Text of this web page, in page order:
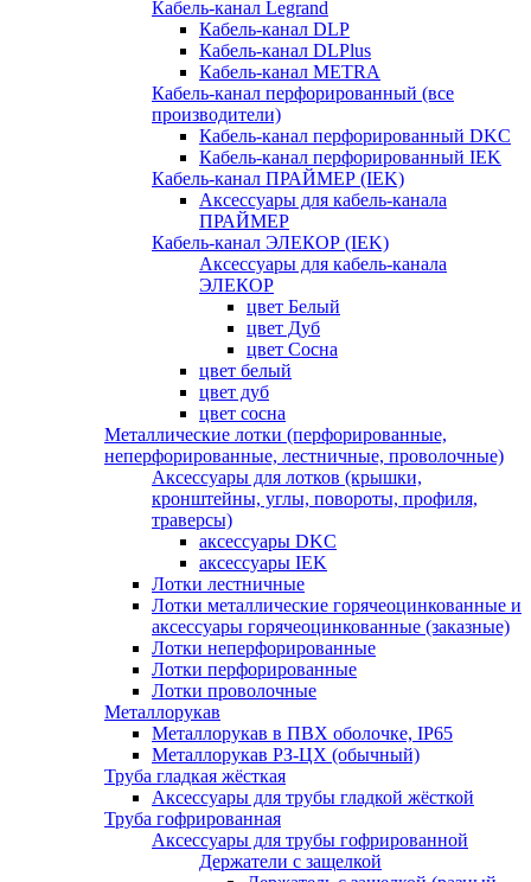
Кабель-канал Legrand
Кабель-канал DLP
Кабель-канал DLPlus
Кабель-канал METRA
Кабель-канал перфорированный (все
производители)
Кабель-канал перфорированный DKC
Кабель-канал перфорированный IEK
Кабель-канал ПРАЙМЕР (IEK)
Аксессуары для кабель-канала
ПРАЙМЕР
Кабель-канал ЭЛЕКОР (IEK)
Аксессуары для кабель-канала
ЭЛЕКОР
цвет Белый
цвет Дуб
цвет Сосна
цвет белый
цвет дуб
цвет сосна
Металлические лотки (перфорированные,
неперфорированные, лестничные, проволочные)
Аксессуары для лотков (крышки,
кронштейны, углы, повороты, профиля,
траверсы)
аксессуары DKC
аксессуары IEK
Лотки лестничные
Лотки металлические горячеоцинкованные и
аксессуары горячеоцинкованные (заказные)
Лотки неперфорированные
Лотки перфорированные
Лотки проволочные
Металлорукав
Металлорукав в ПВХ оболочке, IP65
Металлорукав РЗ-ЦХ (обычный)
Труба гладкая жёсткая
Аксессуары для трубы гладкой жёсткой
Труба гофрированная
Аксессуары для трубы гофрированной
Держатели с защелкой